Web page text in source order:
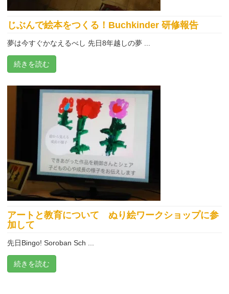
じぶんで絵本をつくる！Buchkinder 研修報告
夢は今すぐかなえるべし 先日8年越しの夢 ...
続きを読む
アートと教育について ぬり絵ワークショップに参
加して
先日Bingo! Soroban Sch ...
続きを読む